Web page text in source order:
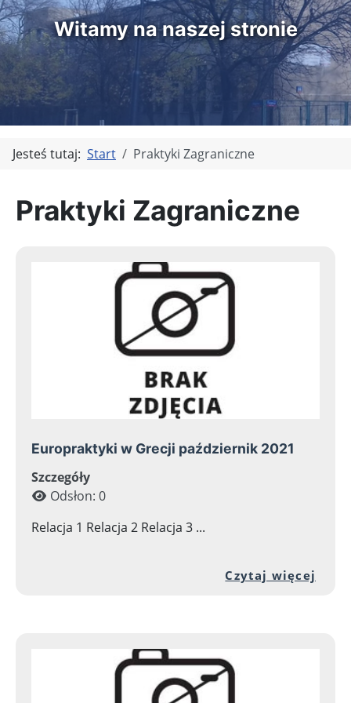
Witamy na naszej stronie
Jesteś tutaj: Start Praktyki Zagraniczne
Praktyki Zagraniczne
Europraktyki w Grecji październik 2021
Szczegóły
Odsłon: 0
Relacja 1 Relacja 2 Relacja 3 ...
Czytaj więcej